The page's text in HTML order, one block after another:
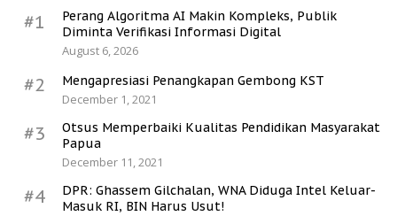
#1
Perang Algoritma AI Makin Kompleks, Publik
Diminta Verifikasi Informasi Digital
August 6, 2026
#2
Mengapresiasi Penangkapan Gembong KST
December 1, 2021
#3
Otsus Memperbaiki Kualitas Pendidikan Masyarakat
Papua
December 11, 2021
#4
DPR: Ghassem Gilchalan, WNA Diduga Intel Keluar-
Masuk RI, BIN Harus Usut!